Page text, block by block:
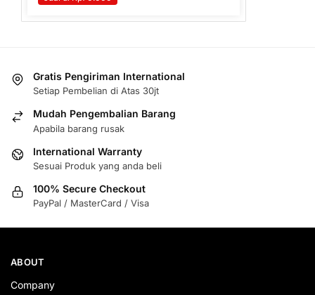
Gratis Pengiriman International
Setiap Pembelian di Atas 30jt
Mudah Pengembalian Barang
Apabila barang rusak
International Warranty
Sesuai Produk yang anda beli
100% Secure Checkout
PayPal / MasterCard / Visa
ABOUT
Company